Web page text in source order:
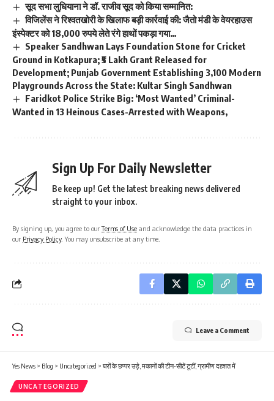
सूद सभा लुधियाना ने डॉ. राजीव सूद को किया सम्मानित:
विजिलेंस ने रिश्वतखोरी के खिलाफ बड़ी कार्रवाई की: जैतो मंडी के वेयरहाउस
इंस्पेक्टर को 18,000 रुपये लेते रंगे हाथों पकड़ा गया…
Speaker Sandhwan Lays Foundation Stone for Cricket
Ground in Kotkapura; ₹5 Lakh Grant Released for
Development; Punjab Government Establishing 3,100 Modern
Playgrounds Across the State: Kultar Singh Sandhwan
Faridkot Police Strike Big: ‘Most Wanted’ Criminal-
Wanted in 13 Heinous Cases-Arrested with Weapons,
Sign Up For Daily Newsletter
Be keep up! Get the latest breaking news delivered
straight to your inbox.
By signing up, you agree to ourTerms of Use and acknowledge the data practices in
our Privacy Policy. You may unsubscribe at any time.
Leave a Comment
Yes News > Blog > Uncategorized > घरों के छप्पर उड़े, मकानों की टीन-सीटें टूटीं, ग्रामीण दहशत में
UNCATEGORIZED